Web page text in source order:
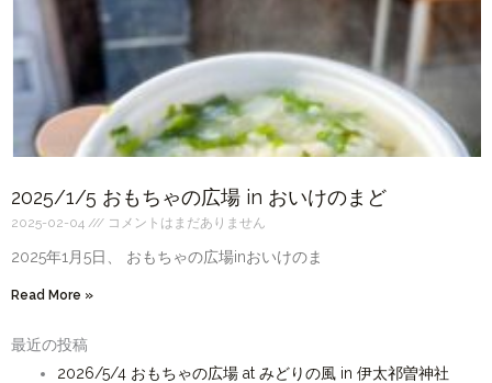
2025/1/5 おもちゃの広場 in おいけのまど
2025-02-04 コメントはまだありません
2025年1月5日、 おもちゃの広場inおいけのま
Read More »
最近の投稿
2026/5/4 おもちゃの広場 at みどりの風 in 伊太祁曽神社